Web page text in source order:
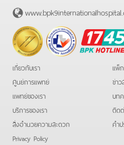
BPK
Hotline
เกี่ยวกับเรา
ศูนย์การแพทย์
แพทย์ของเรา
บริการของเรา
สิ่งอำนวยความสะดวก
Privacy Policy
แพ็
ข่า
บท
ติด
คํา